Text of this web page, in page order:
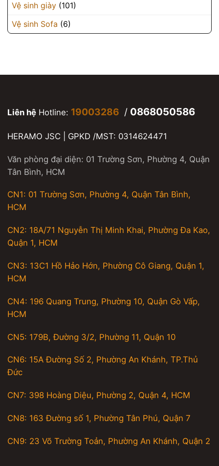
Vệ sinh giày (101)
Vệ sinh Sofa (6)
Liên hệ Hotline: 19003286 / 0868050586
HERAMO JSC | GPKD /MST: 0314624471
Văn phòng đại diện: 01 Trường Sơn, Phường 4, Quận
Tân Bình, HCM
CN1: 01 Trường Sơn, Phường 4, Quận Tân Bình,
HCM
CN2: 18A/71 Nguyễn Thị Minh Khai, Phường Đa Kao,
Quận 1, HCM
CN3: 13C1 Hồ Hảo Hớn, Phường Cô Giang, Quận 1,
HCM
CN4: 196 Quang Trung, Phường 10, Quận Gò Vấp,
HCM
CN5: 179B, Đường 3/2, Phường 11, Quận 10
CN6: 15A Đường Số 2, Phường An Khánh, TP.Thủ
Đức
CN7: 398 Hoàng Diệu, Phường 2, Quận 4, HCM
CN8: 163 Đường số 1, Phường Tân Phú, Quận 7
CN9: 23 Võ Trường Toản, Phường An Khánh, Quận 2